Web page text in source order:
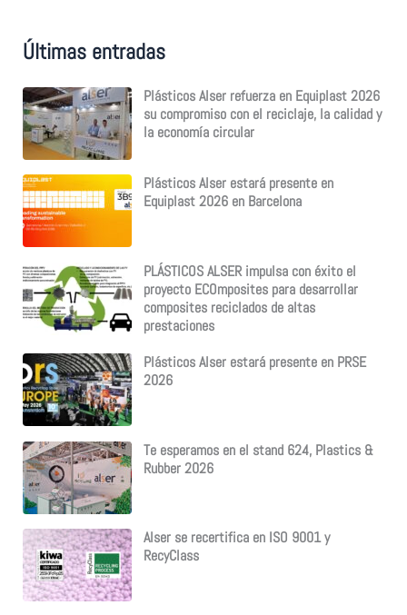
p
o
:
Últimas entradas
Plásticos Alser refuerza en Equiplast 2026
su compromiso con el reciclaje, la calidad y
la economía circular
Plásticos Alser estará presente en
Equiplast 2026 en Barcelona
PLÁSTICOS ALSER impulsa con éxito el
proyecto ECOmposites para desarrollar
composites reciclados de altas
prestaciones
Plásticos Alser estará presente en PRSE
2026
Te esperamos en el stand 624, Plastics &
Rubber 2026
Alser se recertifica en ISO 9001 y
RecyClass